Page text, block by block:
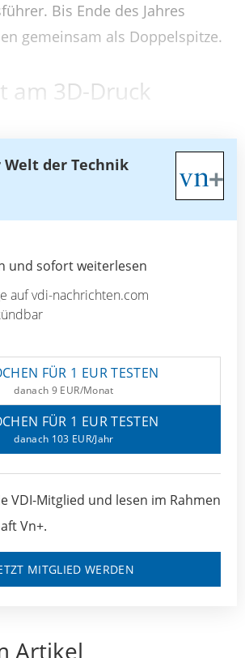
Bis Ende des Jahres
gemeinsam als Doppelspitze.
am 3D-Druck
Welt der Technik
und sofort weiterlesen
auf vdi-nachrichten.com
FÜR 1 EUR TESTEN
danach 9 EUR/Monat
FÜR 1 EUR TESTEN
danach 103 EUR/Jahr
VDI-Mitglied und lesen im Rahmen
Vn+.
MITGLIED WERDEN
Artikel